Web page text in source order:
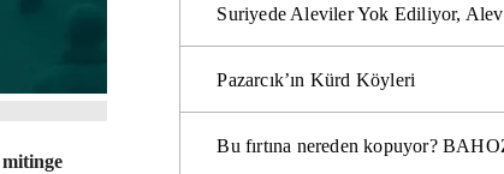
mitinge
Suriyede Aleviler Yok Ediliyor,
Pazarcık’ın Kürd Köyleri
Bu fırtına nereden kopuyor?